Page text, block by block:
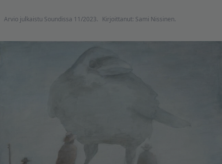
Arvio julkaistu Soundissa 11/2023. Kirjoittanut: Sami Nissinen.